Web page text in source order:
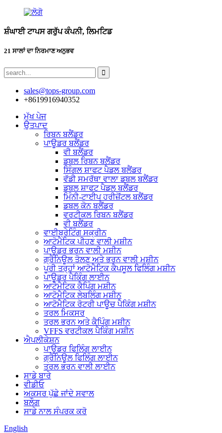
ਸ਼ੰਘਾਈ ਟਾਪਸ ਗਰੁੱਪ ਕੰਪਨੀ, ਲਿਮਟਿਡ
21 ਸਾਲਾਂ ਦਾ ਨਿਰਮਾਣ ਅਨੁਭਵ
sales@tops-group.com
+8619916940352
ਮੁੱਖ ਪੇਜ
ਉਤਪਾਦ
ਰਿਬਨ ਬਲੈਂਡਰ
ਪਾਊਡਰ ਬਲੈਂਡਰ
ਵੀ ਬਲੈਂਡਰ
ਡਬਲ ਰਿਬਨ ਬਲੈਂਡਰ
ਸਿੰਗਲ ਸ਼ਾਫਟ ਪੈਡਲ ਬਲੈਂਡਰ
ਵੱਡੀ ਸਮਰੱਥਾ ਵਾਲਾ ਡਬਲ ਬਲੈਂਡਰ
ਡਬਲ ਸ਼ਾਫਟ ਪੈਡਲ ਬਲੈਂਡਰ
ਮਿੰਨੀ-ਟਾਈਪ ਹਰੀਜ਼ੋਂਟਲ ਬਲੈਂਡਰ
ਡਬਲ ਕੋਨ ਬਲੈਂਡਰ
ਵਰਟੀਕਲ ਰਿਬਨ ਬਲੈਂਡਰ
ਵੀ ਬਲੈਂਡਰ
ਵਾਈਬ੍ਰੇਟਿੰਗ ਸਕ੍ਰੀਨ
ਆਟੋਮੈਟਿਕ ਪੀਹਣ ਵਾਲੀ ਮਸ਼ੀਨ
ਪਾਊਡਰ ਭਰਨ ਵਾਲੀ ਮਸ਼ੀਨ
ਗ੍ਰੈਨਿਊਲ ਤੋਲਣ ਅਤੇ ਭਰਨ ਵਾਲੀ ਮਸ਼ੀਨ
ਪੂਰੀ ਤਰ੍ਹਾਂ ਆਟੋਮੈਟਿਕ ਕੈਪਸੂਲ ਫਿਲਿੰਗ ਮਸ਼ੀਨ
ਪਾਊਡਰ ਪੈਕਿੰਗ ਲਾਈਨ
ਆਟੋਮੈਟਿਕ ਕੈਪਿੰਗ ਮਸ਼ੀਨ
ਆਟੋਮੈਟਿਕ ਲੇਬਲਿੰਗ ਮਸ਼ੀਨ
ਆਟੋਮੈਟਿਕ ਰੋਟਰੀ ਪਾਊਚ ਪੈਕਿੰਗ ਮਸ਼ੀਨ
ਤਰਲ ਮਿਕਸਰ
ਤਰਲ ਭਰਨ ਅਤੇ ਕੈਪਿੰਗ ਮਸ਼ੀਨ
VFFS ਵਰਟੀਕਲ ਪੈਕਿੰਗ ਮਸ਼ੀਨ
ਐਪਲੀਕੇਸ਼ਨ
ਪਾਊਡਰ ਫਿਲਿੰਗ ਲਾਈਨ
ਗ੍ਰੈਨਿਊਲ ਫਿਲਿੰਗ ਲਾਈਨ
ਤਰਲ ਭਰਨ ਵਾਲੀ ਲਾਈਨ
ਸਾਡੇ ਬਾਰੇ
ਵੀਡੀਓ
ਅਕਸਰ ਪੁੱਛੇ ਜਾਂਦੇ ਸਵਾਲ
ਬਲੌਗ
ਸਾਡੇ ਨਾਲ ਸੰਪਰਕ ਕਰੋ
English